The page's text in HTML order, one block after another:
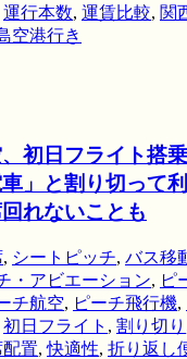
運行本数, 運賃比較, 関
空港行き
初日フライト搭
車」と割り切って
れないことも
, シートピッチ, バス移
・アビエーション, ピ
チ航空, ピーチ飛行機,
初日フライト , 割り切り
配置,快適性, 折り返し